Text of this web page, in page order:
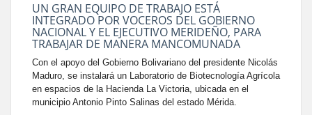
UN GRAN EQUIPO DE TRABAJO ESTÁ
INTEGRADO POR VOCEROS DEL GOBIERNO
NACIONAL Y EL EJECUTIVO MERIDEÑO, PARA
TRABAJAR DE MANERA MANCOMUNADA
Con el apoyo del Gobierno Bolivariano del presidente Nicolás
Maduro, se instalará un Laboratorio de Biotecnología Agrícola
en espacios de la Hacienda La Victoria, ubicada en el
municipio Antonio Pinto Salinas del estado Mérida.